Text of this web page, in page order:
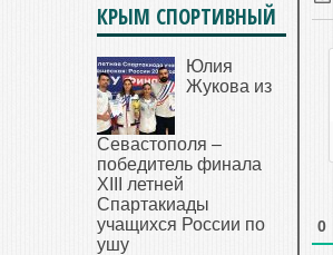
0
КРЫМ СПОРТИВНЫЙ
Юлия
Жукова из
Севастополя –
победитель финала
XIII летней
Спартакиады
учащихся России по
ушу